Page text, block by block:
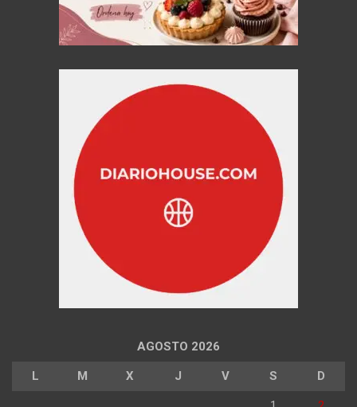
AGOSTO 2026
L M X J V S D